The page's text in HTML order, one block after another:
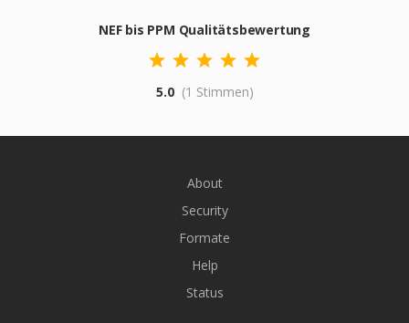
NEF bis PPM Qualitätsbewertung
5.0 (1 Stimmen)
About
Security
Formate
Help
Status